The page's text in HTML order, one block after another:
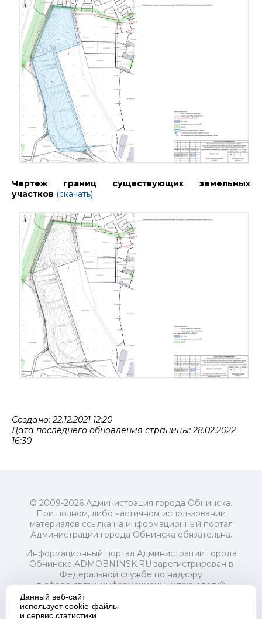
Чертеж границ существующих земельных
участков (скачать)
Создано: 22.12.2021 12:20
Дата последнего обновления страницы: 28.02.2022
16:30
© 2009-2026 Администрация города Обнинска.
При полном, либо частичном использовании
материалов ссылка на информационный портал
Администрации города Обнинска обязательна.
Информационный портал Администрации города
Обнинска ADMOBNINSK.RU зарегистрирован в
Федеральной службе по надзору
в сфере связи, информационных технологий
и массовых коммуникаций (Роскомнадзор) 24 июля
2018 года.
Свидетельство о регистрации Эл № ФС77-73321
Данный веб-сайт
использует cookie-файлы
и сервис статистики